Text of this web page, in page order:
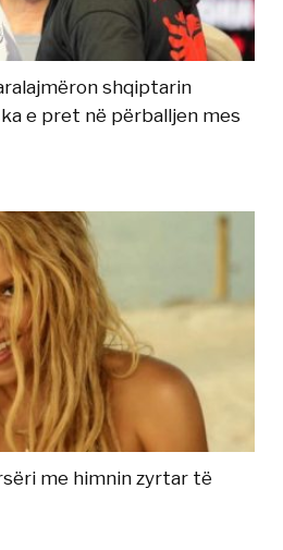
shqiptarin
e pret në përballjen mes
me himnin zyrtar të